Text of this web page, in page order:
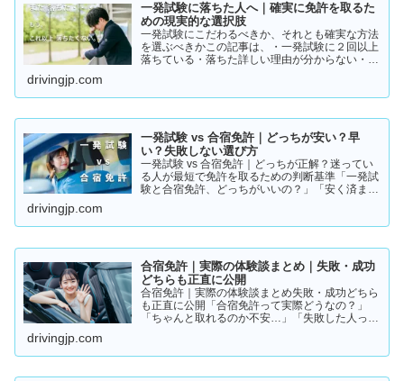
一発試験に落ちた人へ｜確実に免許を取るた
めの現実的な選択肢
一発試験にこだわるべきか、それとも確実な方法
を選ぶべきかこの記事は、・一発試験に２回以上
落ちている・落ちた詳しい理由が分からない・こ
らに何回も落ちる・数…
drivingjp.com
一発試験 vs 合宿免許｜どっちが安い？早
い？失敗しない選び方
一発試験 vs 合宿免許｜どっちが正解？迷ってい
る人が最短で免許を取るための判断基準「一発試
験と合宿免許、どっちがいいの？」「安く済ませ
と、人によって最適…
drivingjp.com
合宿免許｜実際の体験談まとめ｜失敗・成功
どちらも正直に公開
合宿免許｜実際の体験談まとめ失敗・成功どちら
も正直に公開「合宿免許って実際どうなの？」
「ちゃんと取れるのか不安…」「失敗した人って
た。結論から言うと👇👉 …
drivingjp.com